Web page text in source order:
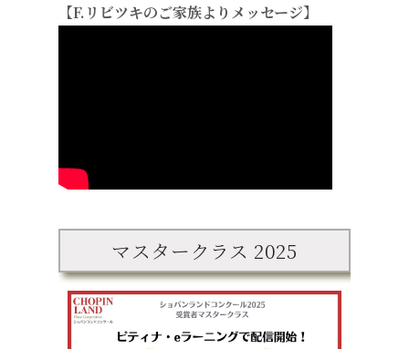
【F.リビツキのご家族よりメッセージ】
マスタークラス 2025